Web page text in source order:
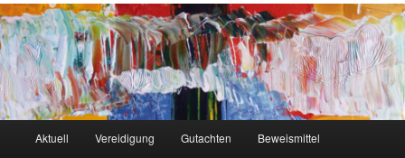
Aktuell Vereidigung Gutachten Beweismittel